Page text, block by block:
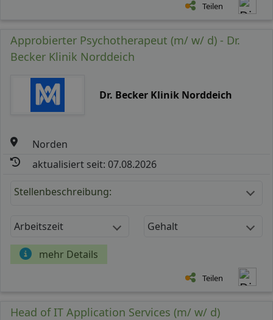
Teilen
Approbierter Psychotherapeut (m/ w/ d) - Dr.
Becker Klinik Norddeich
Dr. Becker Klinik Norddeich
Norden
aktualisiert seit: 07.08.2026
Stellenbeschreibung:
Arbeitszeit Gehalt
mehr Details
Teilen
Head of IT Application Services (m/ w/ d)